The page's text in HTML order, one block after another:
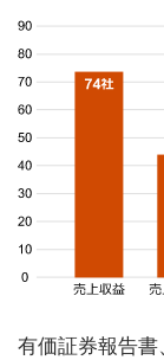
有価証券報告